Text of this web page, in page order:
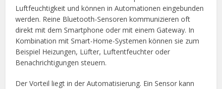
Luftfeuchtigkeit und können in Automationen eingebunden
werden. Reine Bluetooth-Sensoren kommunizieren oft
direkt mit dem Smartphone oder mit einem Gateway. In
Kombination mit Smart-Home-Systemen können sie zum
Beispiel Heizungen, Lüfter, Luftentfeuchter oder
Benachrichtigungen steuern.
Der Vorteil liegt in der Automatisierung. Ein Sensor kann